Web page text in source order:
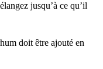
jusqu’à ce qu’il
doit être ajouté en